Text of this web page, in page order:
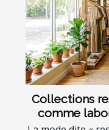
Collections
comme